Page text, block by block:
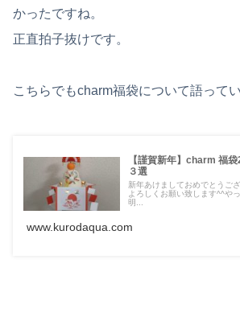
かったですね。
正直拍子抜けです。
こちらでもcharm福袋について語って
【謹賀新年】charm 福
３選
新年あけましておめでとうご
よろしくお願い致します^^や
明...
www.kurodaqua.com